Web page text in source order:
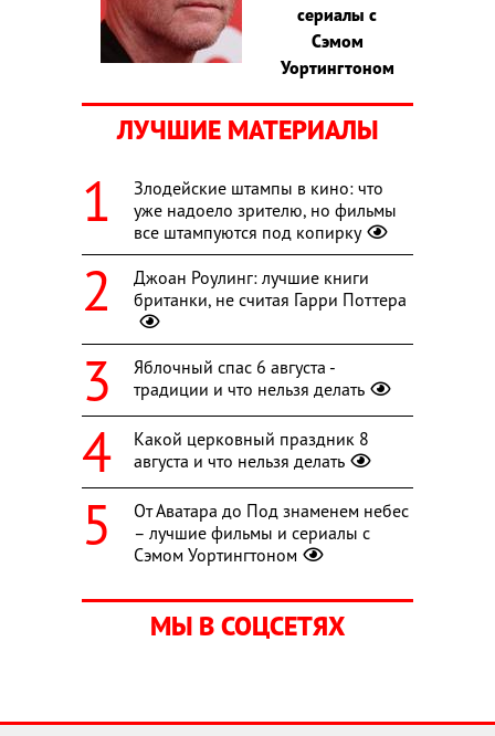
сериалы с
Сэмом
Уортингтоном
ЛУЧШИЕ МАТЕРИАЛЫ
Злодейские штампы в кино: что
уже надоело зрителю, но фильмы
все штампуются под копирку
Джоан Роулинг: лучшие книги
британки, не считая Гарри Поттера
Яблочный спас 6 августа -
традиции и что нельзя делать
Какой церковный праздник 8
августа и что нельзя делать
От Аватара до Под знаменем небес
– лучшие фильмы и сериалы с
Сэмом Уортингтоном
МЫ В СОЦСЕТЯХ